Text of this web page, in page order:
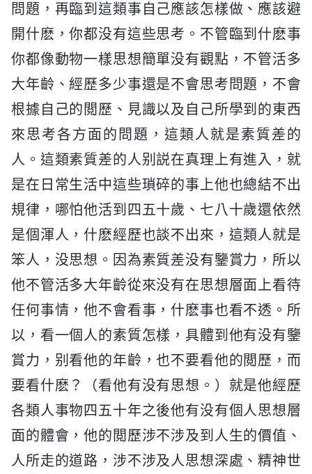
問題，再臨到這類事自己應該怎樣做、應該避
開什麽，你都没有這些思考。不管臨到什麽事
你都像動物一樣思想簡單没有觀點，不管活多
大年齡、經歷多少事還是不會思考問題，不會
根據自己的閲歷、見識以及自己所學到的東西
來思考各方面的問題，這類人就是素質差的
人。這類素質差的人别説在真理上有進入，就
是在日常生活中這些瑣碎的事上他也總結不出
規律，哪怕他活到四五十歲、七八十歲還依然
是個渾人，什麽經歷也談不出來，這類人就是
笨人，没思想。因為素質差没有鑒賞力，所以
他不管活多大年齡從來没有在思想層面上看待
任何事情，他不會看事，什麽事也看不透。所
以，看一個人的素質怎樣，具體到他有没有鑒
賞力，别看他的年齡，也不要看他的閲歷，而
要看什麽？（看他有没有思想。）就是他經歷
各類人事物四五十年之後他有没有個人思想層
面的體會，他的閲歷涉不涉及到人生的價值、
人所走的道路，涉不涉及人思想深處、精神世